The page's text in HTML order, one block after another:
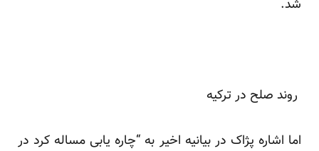
شد.
روند صلح در ترکیه
اما اشاره پژاک در بیانیه اخیر به “چاره یابی مساله کرد در